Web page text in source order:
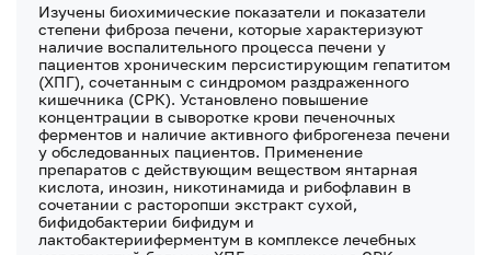
Изучены биохимические показатели и показатели
степени фиброза печени, которые характеризуют
наличие воспалительного процесса печени у
пациентов хроническим персистирующим гепатитом
(ХПГ), сочетанным с синдромом раздраженного
кишечника (СРК). Установлено повышение
концентрации в сыворотке крови печеночных
ферментов и наличие активного фиброгенеза печени
у обследованных пациентов. Применение
препаратов с действующим веществом янтарная
кислота, инозин, никотинамида и рибофлавин в
сочетании с расторопши экстракт сухой,
бифидобактерии бифидум и
лактобактерииферментум в комплексе лечебных